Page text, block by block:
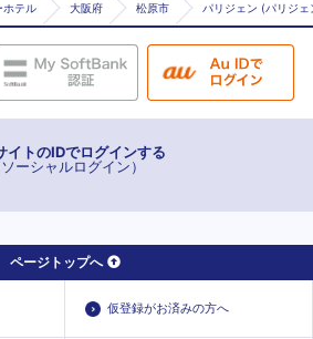
ホテル 大阪府 松原市 パリジェン (パリジェ
イトのIDでログインする
ソーシャルログイン）
ページトップへ
仮登録がお済みの方へ